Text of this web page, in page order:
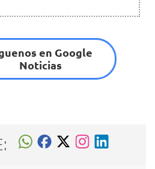
en Google
Noticias